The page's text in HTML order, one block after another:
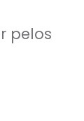
pelos